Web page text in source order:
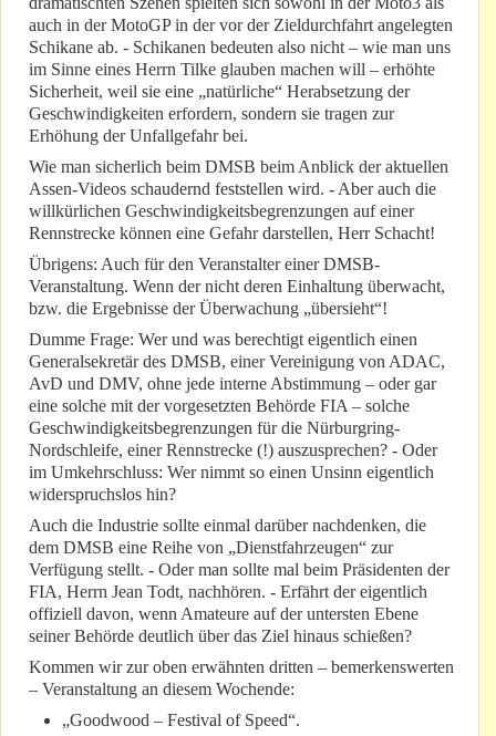
auch in der MotoGP in der vor der Zieldurchfahrt angelegten
Schikane ab. - Schikanen bedeuten also nicht – wie man uns
im Sinne eines Herrn Tilke glauben machen will – erhöhte
Sicherheit, weil sie eine „natürliche“ Herabsetzung der
Geschwindigkeiten erfordern, sondern sie tragen zur
Erhöhung der Unfallgefahr bei.
Wie man sicherlich beim DMSB beim Anblick der aktuellen
Assen-Videos schaudernd feststellen wird. - Aber auch die
willkürlichen Geschwindigkeitsbegrenzungen auf einer
Rennstrecke können eine Gefahr darstellen, Herr Schacht!
Übrigens: Auch für den Veranstalter einer DMSB-
Veranstaltung. Wenn der nicht deren Einhaltung überwacht,
bzw. die Ergebnisse der Überwachung „übersieht“!
Dumme Frage: Wer und was berechtigt eigentlich einen
Generalsekretär des DMSB, einer Vereinigung von ADAC,
AvD und DMV, ohne jede interne Abstimmung – oder gar
eine solche mit der vorgesetzten Behörde FIA – solche
Geschwindigkeitsbegrenzungen für die Nürburgring-
Nordschleife, einer Rennstrecke (!) auszusprechen? - Oder
im Umkehrschluss: Wer nimmt so einen Unsinn eigentlich
widerspruchslos hin?
Auch die Industrie sollte einmal darüber nachdenken, die
dem DMSB eine Reihe von „Dienstfahrzeugen“ zur
Verfügung stellt. - Oder man sollte mal beim Präsidenten der
FIA, Herrn Jean Todt, nachhören. - Erfährt der eigentlich
offiziell davon, wenn Amateure auf der untersten Ebene
seiner Behörde deutlich über das Ziel hinaus schießen?
Kommen wir zur oben erwähnten dritten – bemerkenswerten
– Veranstaltung an diesem Wochende:
„Goodwood – Festival of Speed“.